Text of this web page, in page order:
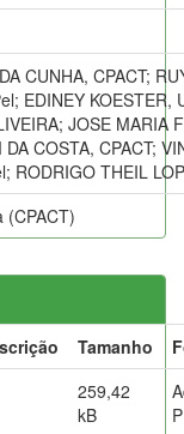
CUNHA, CPACT;
EDINEY KOESTER,
JOSE MARIA
COSTA, CPACT;
RODRIGO THEIL
(CPACT)
Tamanho
259,42
kB